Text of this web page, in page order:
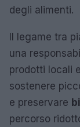
degli alimenti.
Il legame tra
una
prodotti locali
sostenere
e preservare
percorso